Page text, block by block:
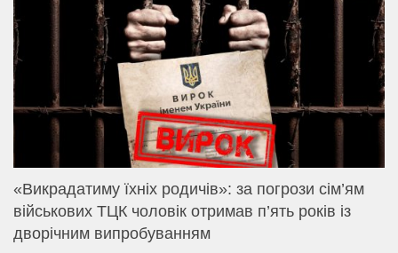
«Викрадатиму їхніх родичів»: за погрози сім’ям
військових ТЦК чоловік отримав п’ять років із
дворічним випробуванням